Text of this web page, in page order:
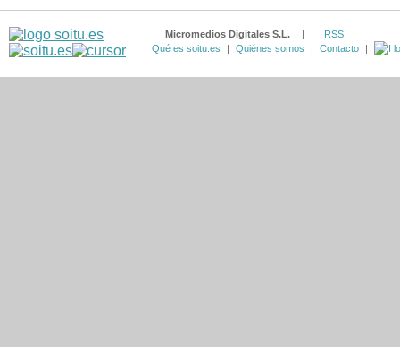
Micromedios Digitales S.L. |
RSS
Qué es soitu.es
| Quiénes somos | Contacto |